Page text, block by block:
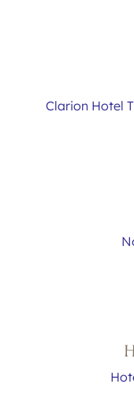
Clarion Hotel